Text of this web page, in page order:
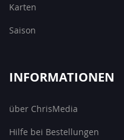
Karten
Saison
INFORMATIONEN
über ChrisMedia
Hilfe bei Bestellungen